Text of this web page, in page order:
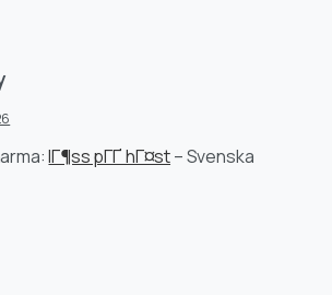
lГ¶ss pГҐ hГ¤st– Svenska